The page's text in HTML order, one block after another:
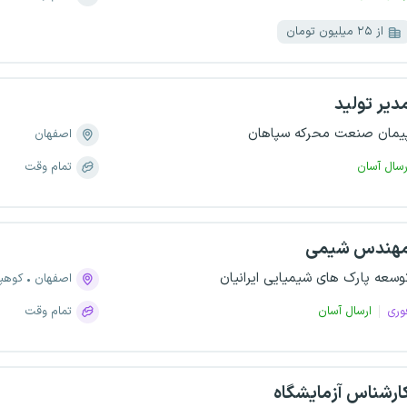
از ۲۵ میلیون تومان
تولید
صنعت محرکه سپاهان
آسان
اصفهان
تمام وقت
شیمی
پارک های شیمیایی ایرانیان
ارسال آسان
اصفهان
تمام وقت
آزمایشگاه